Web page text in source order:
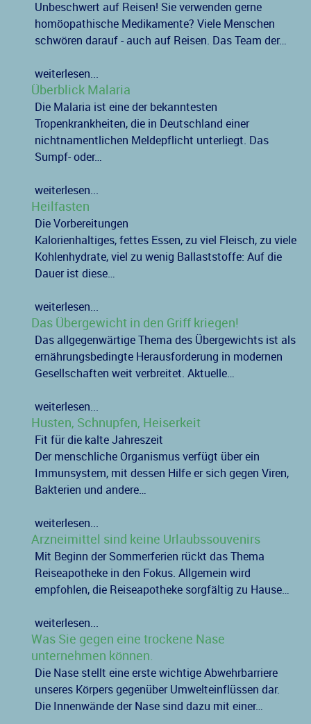
Unbeschwert auf Reisen! Sie verwenden gerne
homöopathische Medikamente? Viele Menschen
schwören darauf - auch auf Reisen. Das Team der…
weiterlesen...
Überblick Malaria
Die Malaria ist eine der bekanntesten
Tropenkrankheiten, die in Deutschland einer
nichtnamentlichen Meldepflicht unterliegt. Das
Sumpf- oder…
weiterlesen...
Heilfasten
Die Vorbereitungen
Kalorienhaltiges, fettes Essen, zu viel Fleisch, zu viele
Kohlenhydrate, viel zu wenig Ballaststoffe: Auf die
Dauer ist diese…
weiterlesen...
Das Übergewicht in den Griff kriegen!
Das allgegenwärtige Thema des Übergewichts ist als
ernährungsbedingte Herausforderung in modernen
Gesellschaften weit verbreitet. Aktuelle…
weiterlesen...
Husten, Schnupfen, Heiserkeit
Fit für die kalte Jahreszeit
Der menschliche Organismus verfügt über ein
Immunsystem, mit dessen Hilfe er sich gegen Viren,
Bakterien und andere…
weiterlesen...
Arzneimittel sind keine Urlaubssouvenirs
Mit Beginn der Sommerferien rückt das Thema
Reiseapotheke in den Fokus. Allgemein wird
empfohlen, die Reiseapotheke sorgfältig zu Hause…
weiterlesen...
Was Sie gegen eine trockene Nase
unternehmen können.
Die Nase stellt eine erste wichtige Abwehrbarriere
unseres Körpers gegenüber Umwelteinflüssen dar.
Die Innenwände der Nase sind dazu mit einer…